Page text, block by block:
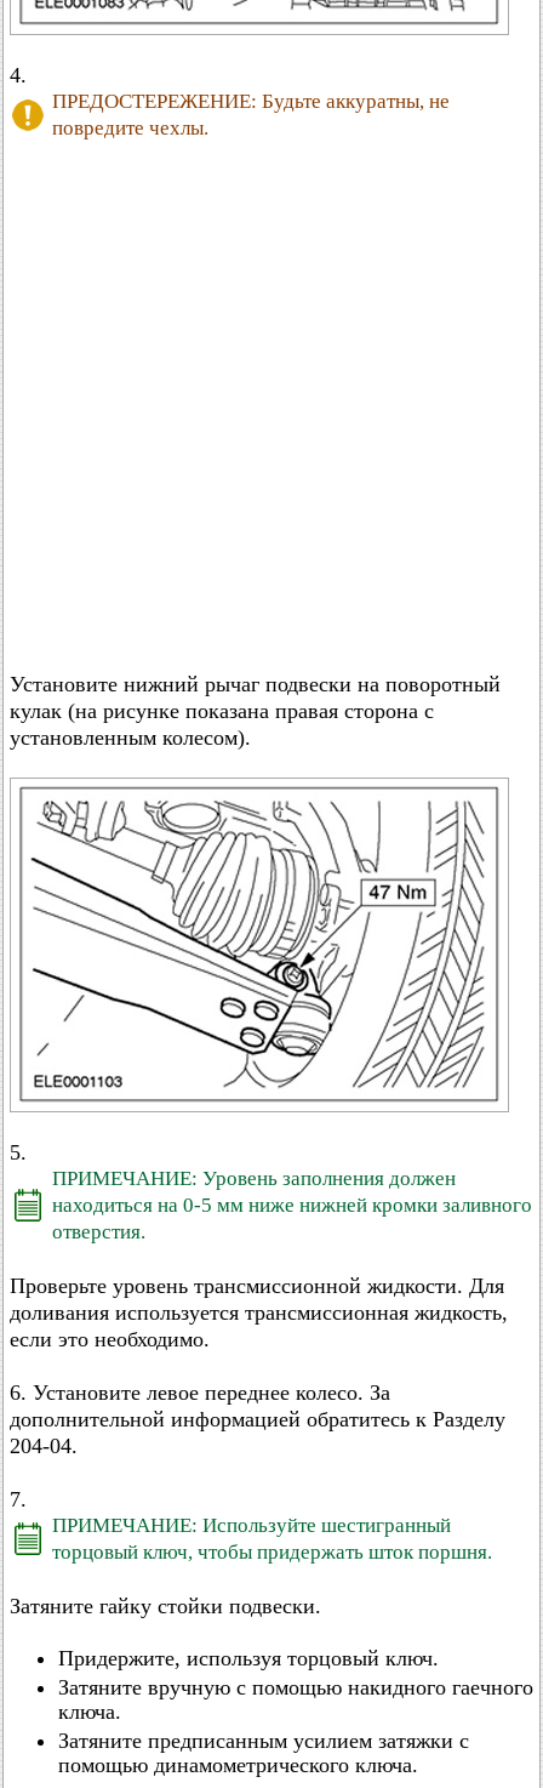
4.
ПРЕДОСТЕРЕЖЕНИЕ: Будьте аккуратны, не
повредите чехлы.
Установите нижний рычаг подвески на поворотный
кулак (на рисунке показана правая сторона с
установленным колесом).
5.
ПРИМЕЧАНИЕ: Уровень заполнения должен
находиться на 0-5 мм ниже нижней кромки заливного
отверстия.
Проверьте уровень трансмиссионной жидкости. Для
доливания используется трансмиссионная жидкость,
если это необходимо.
6. Установите левое переднее колесо. За
дополнительной информацией обратитесь к Разделу
204-04.
7.
ПРИМЕЧАНИЕ: Используйте шестигранный
торцовый ключ, чтобы придержать шток поршня.
Затяните гайку стойки подвески.
Придержите, используя торцовый ключ.
Затяните вручную с помощью накидного гаечного
ключа.
Затяните предписанным усилием затяжки с
помощью динамометрического ключа.